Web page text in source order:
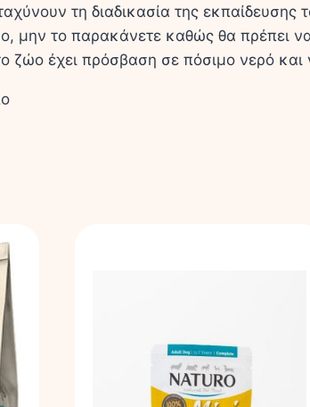
τη διαδικασία της
μην το παρακάνετε καθώς θα πρέπει
ζώο έχει πρόσβαση σε πόσιμο νερό